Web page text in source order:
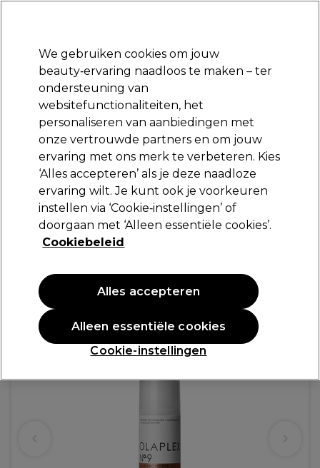
Aanmelden
Merken Deals Haar Elektra
Volgende dag geleverd*
Na verzending, maandag t/m vrijdag
Olaplex
Olaplex N°.9 Bond Protector Voedend Serum
90 ml
(8
PROMOTIE
We gebruiken cookies om jouw
beauty‑ervaring naadloos te maken – ter
ondersteuning van
websitefunctionaliteiten, het
personaliseren van aanbiedingen met
onze vertrouwde partners en om jouw
ervaring met ons merk te verbeteren. Kies
‘Alles accepteren’ als je deze naadloze
ervaring wilt. Je kunt ook je voorkeuren
instellen via ‘Cookie‑instellingen’ of
doorgaan met ‘Alleen essentiële cookies’.
Cookiebeleid
Cookie-instellingen
Alleen essentiële cookies
Alles accepteren